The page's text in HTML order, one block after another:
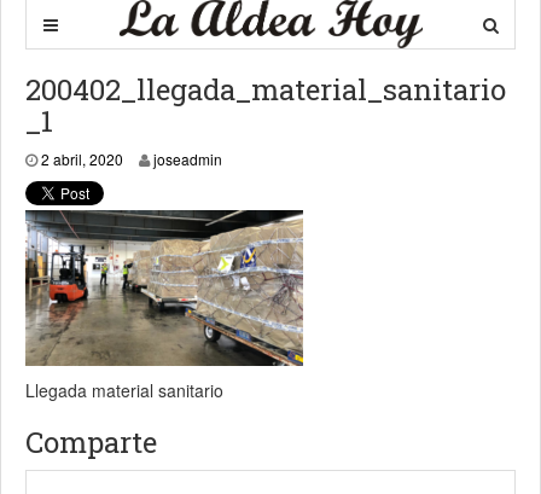
200402_llegada_material_sanitario
_1
2 abril, 2020 2 abril, 2020
joseadmin
Llegada material sanitario
Comparte